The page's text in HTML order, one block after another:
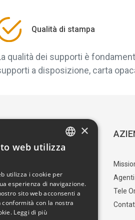
Qualità di stampa
qualità dei supporti è
a disposizione, carta
SERVIZIO CLIENTI
I nostri artisti
Trova il punto vendita
Agenti
Tele
×
web utilizza
utilizza i cookie per
esperienza di navigazione.
sito web acconsenti a
con la nostra
Leggi di più